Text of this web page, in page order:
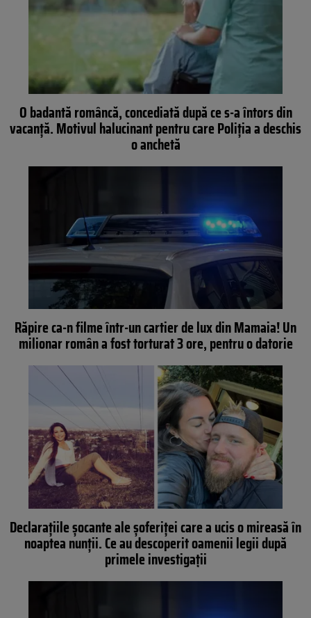
O badantă româncă, concediată după ce s-a întors din
vacanță. Motivul halucinant pentru care Poliția a deschis
o anchetă
Răpire ca-n filme într-un cartier de lux din Mamaia! Un
milionar român a fost torturat 3 ore, pentru o datorie
Declaraţiile şocante ale şoferiţei care a ucis o mireasă în
noaptea nunţii. Ce au descoperit oamenii legii după
primele investigaţii